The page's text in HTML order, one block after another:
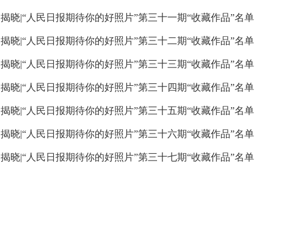
揭晓|“人民日报期待你的好照片”第三十一期“收藏作品”名单
揭晓|“人民日报期待你的好照片”第三十二期“收藏作品”名单
揭晓|“人民日报期待你的好照片”第三十三期“收藏作品”名单
揭晓|“人民日报期待你的好照片”第三十四期“收藏作品”名单
揭晓|“人民日报期待你的好照片”第三十五期“收藏作品”名单
揭晓|“人民日报期待你的好照片”第三十六期“收藏作品”名单
揭晓|“人民日报期待你的好照片”第三十七期“收藏作品”名单